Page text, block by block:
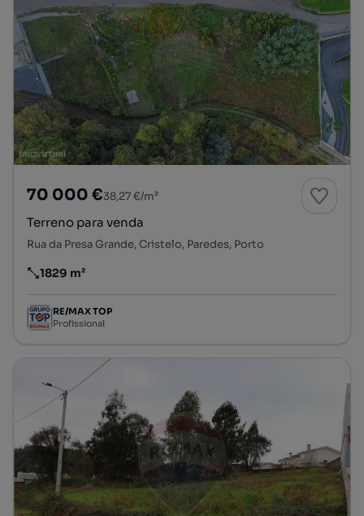
70 000 €38,27 €/m²
Terreno para venda
Rua da Presa Grande, Cristelo, Paredes, Porto
Preço por metro quadrado
1829 m²
RE/MAX TOP
Profissional